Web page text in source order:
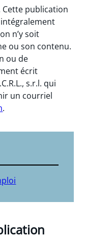
Cette publication
n’y soit
ou son contenu.
ou de
écrit
s.r.l. qui
un courriel
.